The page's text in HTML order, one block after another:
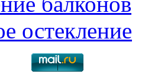
остекление